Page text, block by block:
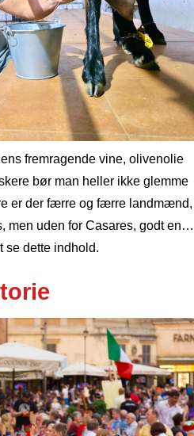
fremragende vine, olivenolie
bør man heller ikke glemme
er der færre og færre landmænd,
men uden for Casares, godt en…
se dette indhold.